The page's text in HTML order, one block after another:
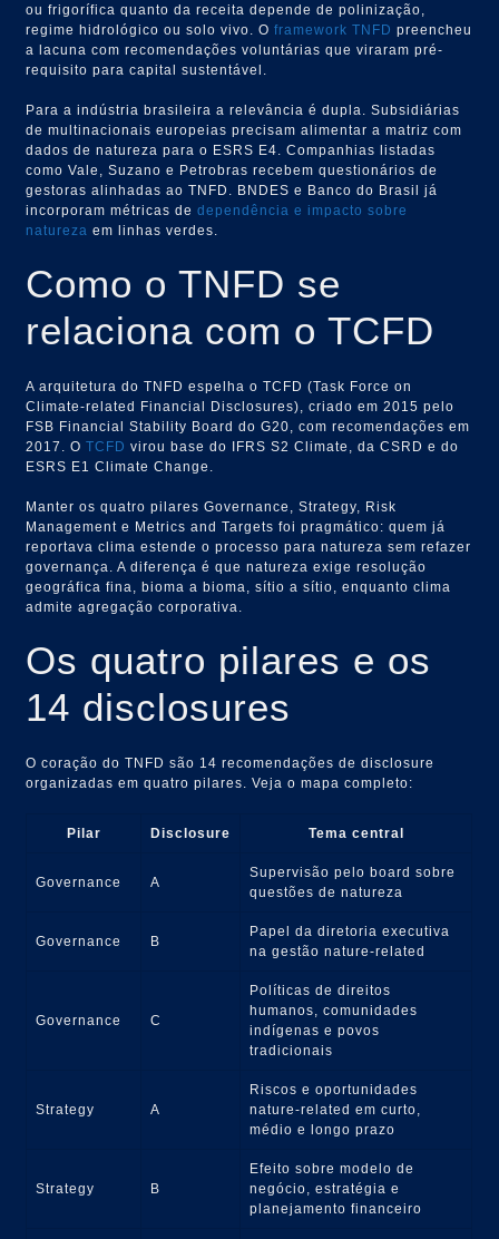
ou frigorífica quanto da receita depende de polinização,
regime hidrológico ou solo vivo. Oframework TNFD preencheu
a lacuna com recomendações voluntárias que viraram pré-
requisito para capital sustentável.
Para a indústria brasileira a relevância é dupla. Subsidiárias
de multinacionais europeias precisam alimentar a matriz com
dados de natureza para o ESRS E4. Companhias listadas
como Vale, Suzano e Petrobras recebem questionários de
gestoras alinhadas ao TNFD. BNDES e Banco do Brasil já
incorporam métricas dedependência e impacto sobre
natureza em linhas verdes.
Como o TNFD se
relaciona com o TCFD
A arquitetura do TNFD espelha o TCFD (Task Force on
Climate-related Financial Disclosures), criado em 2015 pelo
FSB Financial Stability Board do G20, com recomendações em
2017. OTCFD virou base do IFRS S2 Climate, da CSRD e do
ESRS E1 Climate Change.
Manter os quatro pilares Governance, Strategy, Risk
Management e Metrics and Targets foi pragmático: quem já
reportava clima estende o processo para natureza sem refazer
governança. A diferença é que natureza exige resolução
geográfica fina, bioma a bioma, sítio a sítio, enquanto clima
admite agregação corporativa.
Os quatro pilares e os
14 disclosures
O coração do TNFD são 14 recomendações de disclosure
organizadas em quatro pilares. Veja o mapa completo:
Pilar Disclosure Tema central
Governance A
Supervisão pelo board sobre
questões de natureza
Governance B
Papel da diretoria executiva
na gestão nature-related
Governance C
Políticas de direitos
humanos, comunidades
indígenas e povos
tradicionais
Strategy A
Riscos e oportunidades
nature-related em curto,
médio e longo prazo
Strategy B
Efeito sobre modelo de
negócio, estratégia e
planejamento financeiro